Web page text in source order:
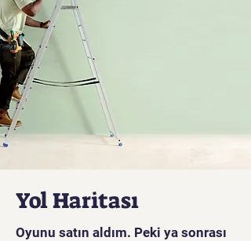
yapılandırmak ve kullanmak
çok kolaydır. Kendi
görevlerinizi ekleyebilir,
kullanıcı arayüzü değişiklikleri
yapabilir, Admob ID’nizi
değiştirerek oyunuzu
tanıtmaya ve para
kazanmaya başlayabilirsiniz.
Yol Haritası
Oyunu satın aldım. Peki ya sonrası